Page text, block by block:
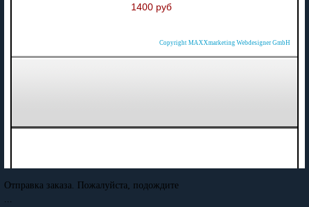
1400 руб
Copyright MAXXmarketing Webdesigner GmbH
Отправка заказа. Пожалуйста, подождите
...